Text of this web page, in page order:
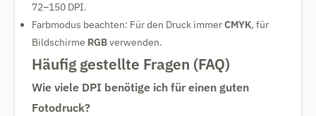
72–150 DPI.
Farbmodus beachten: Für den Druck immerCMYK, für
Bildschirme RGBverwenden.
Häufig gestellte Fragen (FAQ)
Wie viele DPI benötige ich für einen guten
Fotodruck?